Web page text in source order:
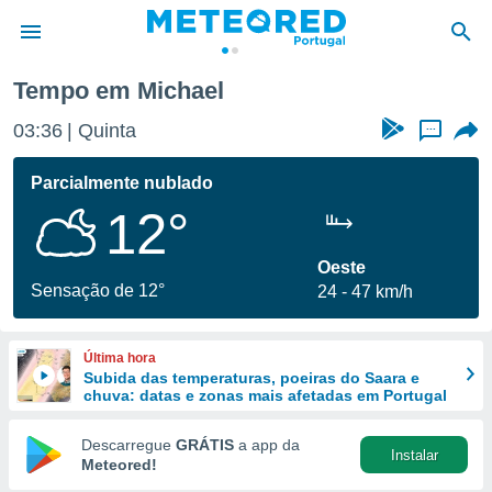
da
foi
fornecidas
a este
das
e
forma
digital
Tempo em Michael
03:36 Quinta ...
Parcialmente nublado
12°
Sensação de 12°
Oeste
24
47 km/h
Última hora
Subida das temperaturas, poeiras do Saara e
chuva: datas e zonas mais afetadas em Portugal
Descarregue GRÁTIS a app da
Meteored!
Instalar